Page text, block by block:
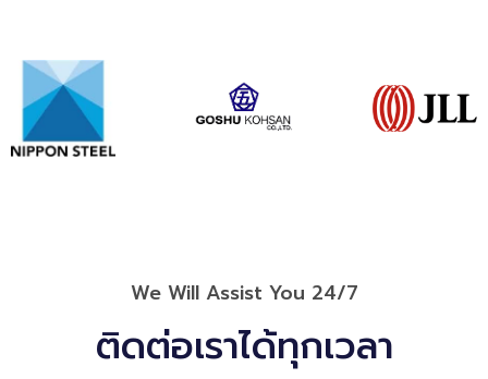
We Will Assist You 24/7
ติดต่อเราได้ทุกเวลา